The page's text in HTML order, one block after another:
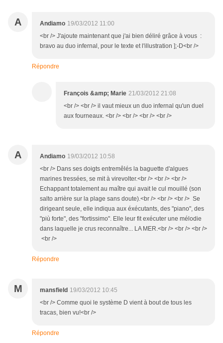
A Andiamo 19/03/2012 11:00
<br /> J'ajoute maintenant que j'ai bien déliré grâce à vous :
bravo au duo infernal, pour le texte et l'illustration ];-D<br />
Répondre
François &amp; Marie 21/03/2012 21:08
<br /> <br /> il vaut mieux un duo infernal qu'un duel
aux fourneaux. <br /> <br /> <br /> <br />
A Andiamo 19/03/2012 10:58
<br /> Dans ses doigts entremêlés la baguette d'algues
marines tressées, se mit à virevolter.<br /> <br /> <br />
Echappant totalement au maître qui avait le cul mouillé (son
salto arrière sur la plage sans doute).<br /> <br /> <br /> Se
dirigeant seule, elle indiqua aux éxécutants, des "piano", des
"più forte", des "fortissimo". Elle leur fit exécuter une mélodie
dans laquelle je crus reconnaître... LA MER.<br /> <br /> <br />
<br />
Répondre
M mansfield 19/03/2012 10:45
<br /> Comme quoi le système D vient à bout de tous les
tracas, bien vu!<br />
Répondre